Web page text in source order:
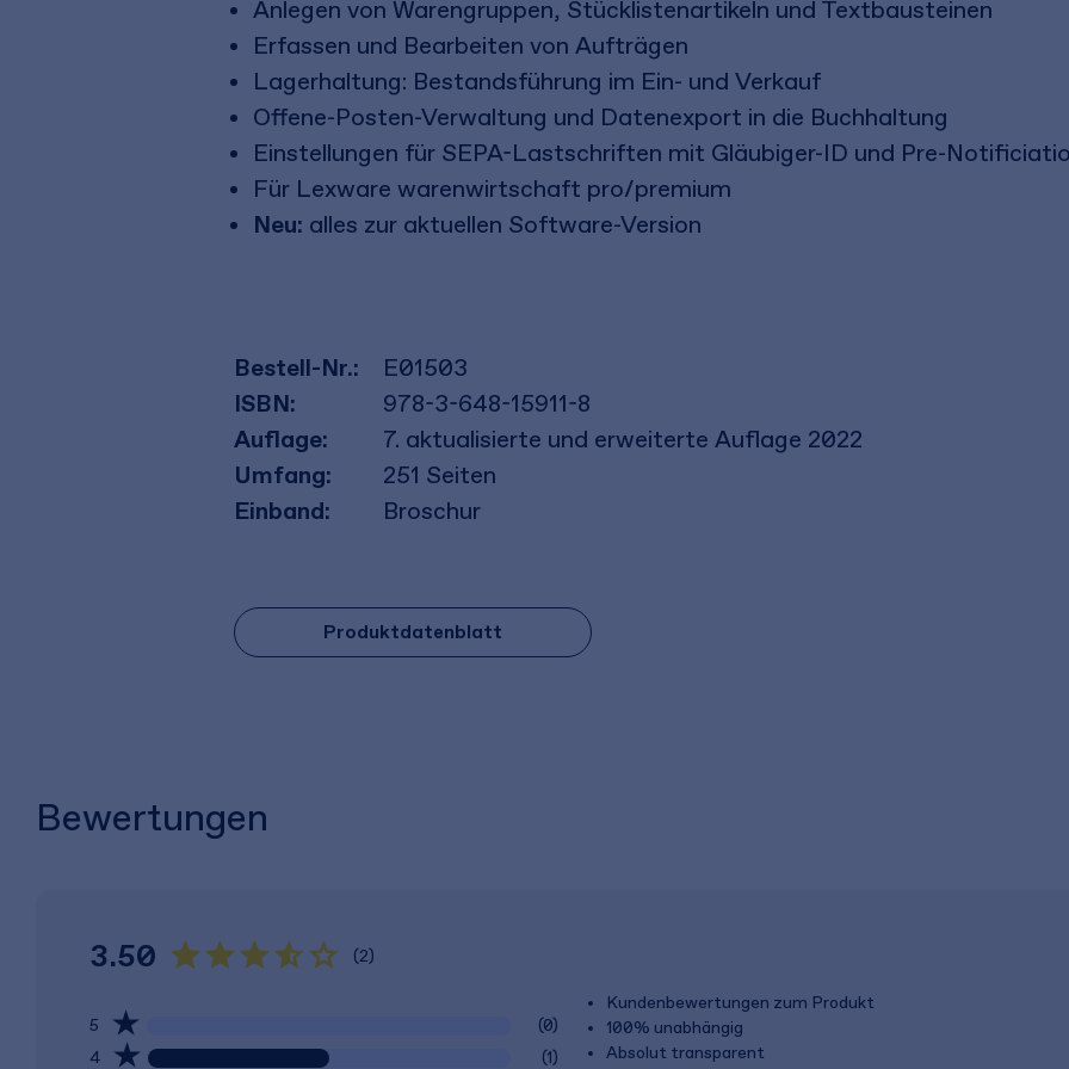
Anlegen von Warengruppen, Stücklistenartikeln und Textbausteinen
Erfassen und Bearbeiten von Aufträgen
Lagerhaltung: Bestandsführung im Ein- und Verkauf
Offene-Posten-Verwaltung und Datenexport in die Buchhaltung
Einstellungen für SEPA-Lastschriften mit Gläubiger-ID und Pre-
Für Lexware warenwirtschaft pro/premium
Neu: alles zur aktuellen Software-Version
Bestell-Nr.:
E01503
ISBN:
978-3-648-15911-8
Auflage:
7. aktualisierte und erweiterte Auflage 2022
Umfang:
251 Seiten
Einband:
Broschur
Produktdatenblatt
Bewertungen
3.50 (2)
5
(0)
4
(1)
Kundenbewertungen zum Produkt
100% unabhängig
Absolut transparent